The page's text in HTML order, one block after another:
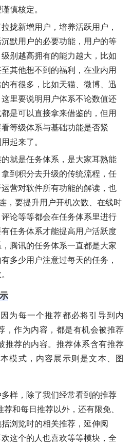
慎核定。
拢新增用户，培养活跃用户，
默用户的必要功能，用户的等
别越高拥有的能力越大，比如
其他想不到的福利，在业内用
有很多，比如天猫、微博、迅
里要说明用户体系不论数值还
是可以直接拿来借鉴的，但用
等级体系与基础功能是否紧
起来了。
就是任务体系，是大家耳熟能
到积分去升级的传统流程，任
营对软件所有功能的解读，也
，要提升用户开机次数、在线时
论等等都会在任务体系里进行
任务体系才能提高用户活跃度
腾讯的任务体系一直都是大家
多少用户注意过每天的任务，
为每一个推荐都必将引导到内
，作为内容，都是有机会被推荐
推荐的内容。推荐体系含有推荐
模式，内容展示则是文本、图
样，除了我们经常看到的推荐
和每日推荐以外，还有限免、
浏览时的相关推荐，延伸阅
这个的人也喜欢等等模块，全